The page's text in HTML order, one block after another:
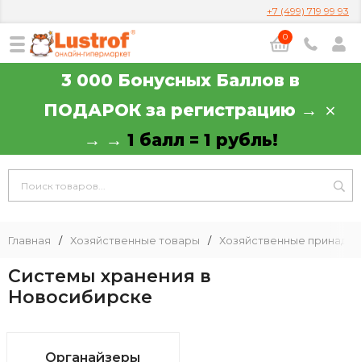
+7 (499) 719 99 93
0
3 000 Бонусных Баллов в
ПОДАРОК за регистрацию →
→ → 1 балл = 1 рубль!
Главная / Хозяйственные товары / Хозяйственные
Системы хранения в
Новосибирске
Органайзеры